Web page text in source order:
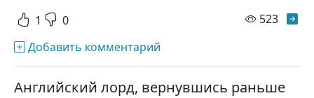
1 0 523
Добавить комментарий
Английский лорд, вернувшись раньше